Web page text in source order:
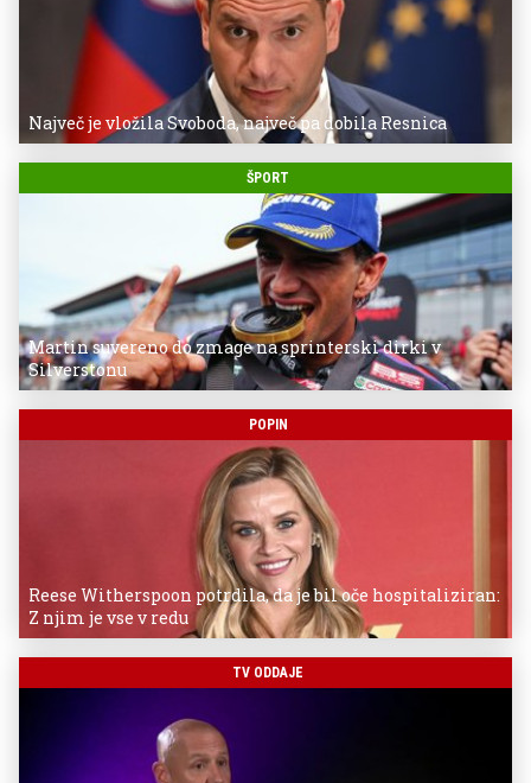
Največ je vložila Svoboda, največ pa dobila Resnica
ŠPORT
Martin suvereno do zmage na sprinterski dirki v
Silverstonu
POPIN
Reese Witherspoon potrdila, da je bil oče hospitaliziran:
Z njim je vse v redu
TV ODDAJE